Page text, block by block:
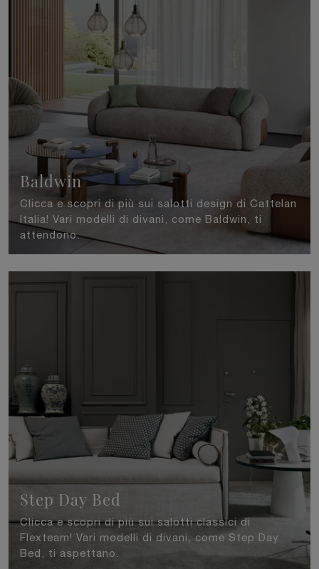
Baldwin
Clicca e scopri di più sui salotti design di Cattelan
Italia! Vari modelli di divani, come Baldwin, ti
attendono.
Step Day Bed
Clicca e scopri di più sui salotti classici di
Flexteam! Vari modelli di divani, come Step Day
Bed, ti aspettano.